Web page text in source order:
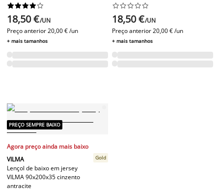






18,50 €/UN
Preço anterior20,00 € /un
+ mais tamanhos






18,50 €/UN
Preço anterior20,00 € /un
+ mais tamanhos
PREÇO SEMPRE BAIXO
Agora preço ainda mais baixo
VILMA
Lençol de baixo em jersey
VILMA 90x200x35 cinzento
antracite
Gold